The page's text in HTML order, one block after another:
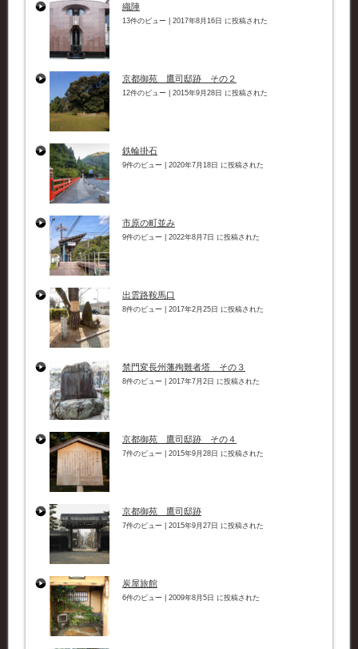
織陣
13件のビュー 2017年8月16日 に投稿された
京都御苑 鷹司邸跡 その２
12件のビュー 2015年9月28日 に投稿された
鉄輪掛石
9件のビュー 2020年7月18日 に投稿された
市原の町並み
9件のビュー 2022年8月7日 に投稿された
出雲路鞍馬口
8件のビュー 2017年2月25日 に投稿された
禁門変長州藩殉難者塔 その３
8件のビュー 2017年7月2日 に投稿された
京都御苑 鷹司邸跡 その４
7件のビュー 2015年9月28日 に投稿された
京都御苑 鷹司邸跡
7件のビュー 2015年9月27日 に投稿された
炭屋旅館
6件のビュー 2009年8月5日 に投稿された